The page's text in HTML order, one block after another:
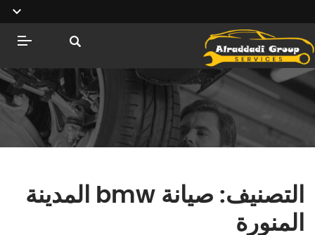
التصنيف:
صيانة bmw المدينة
المنورة